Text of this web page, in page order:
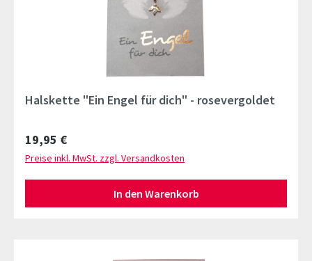
Halskette "Ein Engel für dich" - rosevergoldet
Regulärer Preis:
19,95 €
Preise inkl. MwSt. zzgl. Versandkosten
In den Warenkorb